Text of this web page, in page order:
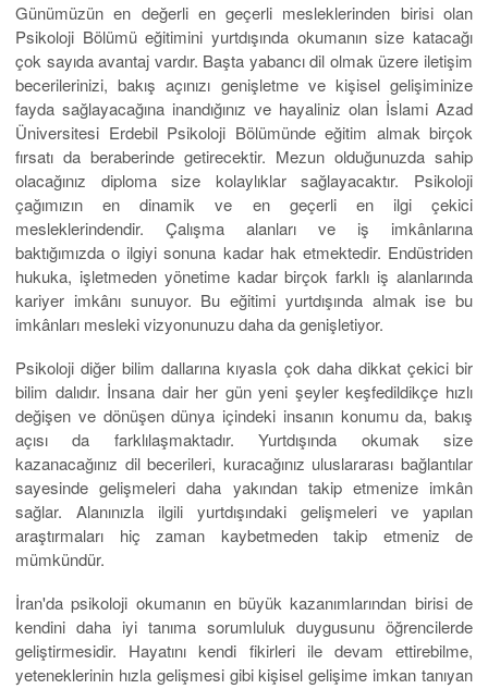
Günümüzün en değerli en geçerli mesleklerinden birisi olan
Psikoloji Bölümü eğitimini yurtdışında okumanın size katacağı
çok sayıda avantaj vardır. Başta yabancı dil olmak üzere iletişim
becerilerinizi, bakış açınızı genişletme ve kişisel gelişiminize
fayda sağlayacağına inandığınız ve hayaliniz olan İslami Azad
Üniversitesi Erdebil Psikoloji Bölümünde eğitim almak birçok
fırsatı da beraberinde getirecektir. Mezun olduğunuzda sahip
olacağınız diploma size kolaylıklar sağlayacaktır. Psikoloji
çağımızın en dinamik ve en geçerli en ilgi çekici
mesleklerindendir. Çalışma alanları ve iş imkânlarına
baktığımızda o ilgiyi sonuna kadar hak etmektedir. Endüstriden
hukuka, işletmeden yönetime kadar birçok farklı iş alanlarında
kariyer imkânı sunuyor. Bu eğitimi yurtdışında almak ise bu
imkânları mesleki vizyonunuzu daha da genişletiyor.
Psikoloji diğer bilim dallarına kıyasla çok daha dikkat çekici bir
bilim dalıdır. İnsana dair her gün yeni şeyler keşfedildikçe hızlı
değişen ve dönüşen dünya içindeki insanın konumu da, bakış
açısı da farklılaşmaktadır. Yurtdışında okumak size
kazanacağınız dil becerileri, kuracağınız uluslararası bağlantılar
sayesinde gelişmeleri daha yakından takip etmenize imkân
sağlar. Alanınızla ilgili yurtdışındaki gelişmeleri ve yapılan
araştırmaları hiç zaman kaybetmeden takip etmeniz de
mümkündür.
İran'da psikoloji okumanın en büyük kazanımlarından birisi de
kendini daha iyi tanıma sorumluluk duygusunu öğrencilerde
geliştirmesidir. Hayatını kendi fikirleri ile devam ettirebilme,
yeteneklerinin hızla gelişmesi gibi kişisel gelişime imkan tanıyan